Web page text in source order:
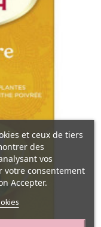
et ceux de tiers
des
vos
votre consentement
Accepter.